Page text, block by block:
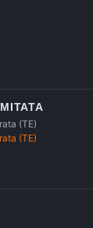
(TE)
(TE)